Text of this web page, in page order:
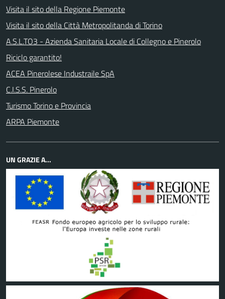
Visita il sito della Regione Piemonte
Visita il sito della Città Metropolitanda di Torino
A.S.L.TO3 - Azienda Sanitaria Locale di Collegno e Pinerolo
Riciclo garantito!
ACEA Pinerolese Industraile SpA
C.I.S.S. Pinerolo
Turismo Torino e Provincia
ARPA Piemonte
UN GRAZIE A...